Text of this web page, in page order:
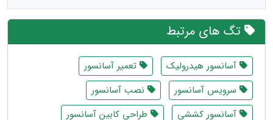
تگ های مرتبط
آسانسور هیدرولیک
تعمیر آسانسور
سرویس آسانسور
نصب آسانسور
آسانسور کششی
طراحی کابین آسانسور